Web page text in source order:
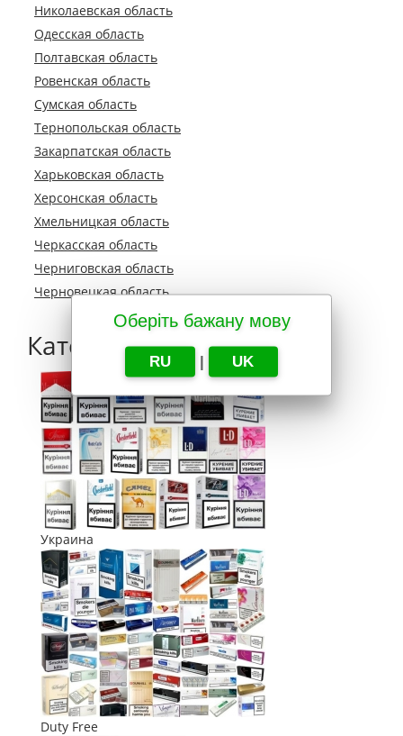
Оберіть бажану мову
RU | UK
Николаевская область
Одесская область
Полтавская область
Ровенская область
Сумская область
Тернопольская область
Закарпатская область
Харьковская область
Херсонская область
Хмельницкая область
Черкасская область
Черниговская область
Черновецкая область
Категории
Украина
Duty Free